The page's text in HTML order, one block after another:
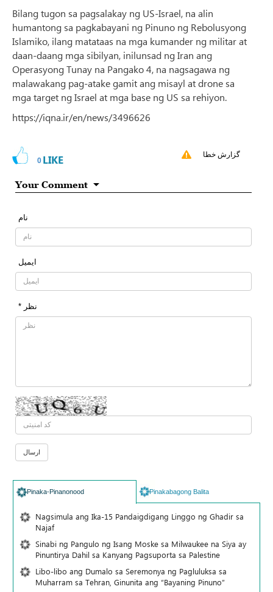
Bilang tugon sa pagsalakay ng US-Israel, na alin
humantong sa pagkabayani ng Pinuno ng Rebolusyong
Islamiko, ilang matataas na mga kumander ng militar at
daan-daang mga sibilyan, inilunsad ng Iran ang
Operasyong Tunay na Pangako 4, na nagsagawa ng
malawakang pag-atake gamit ang misayl at drone sa
mga target ng Israel at mga base ng US sa rehiyon.
https://iqna.ir/en/news/3496626
0 LIKE گزارش خطا
Your Comment
نام
ایمیل
* نظر
Pinaka-Pinanonood Pinakabagong Balita
Nagsimula ang Ika-15 Pandaigdigang Linggo ng Ghadir sa
Najaf
Sinabi ng Pangulo ng Isang Moske sa Milwaukee na Siya ay
Pinuntirya Dahil sa Kanyang Pagsuporta sa Palestine
Libo-libo ang Dumalo sa Seremonya ng Pagluluksa sa
Muharram sa Tehran, Ginunita ang “Bayaning Pinuno”